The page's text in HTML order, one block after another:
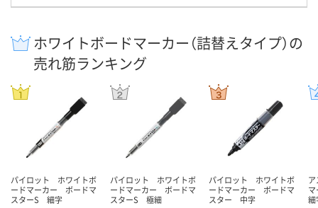
ホワイトボードマーカー（詰替えタイプ）の
売れ筋ランキング
パイロット ホワイトボ
ードマーカー ボードマ
スターS 細字
パイロット ホワイトボ
ードマーカー ボードマ
スターS 極細
パイロット ホワイトボ
ードマーカー ボードマ
スター 中字
細